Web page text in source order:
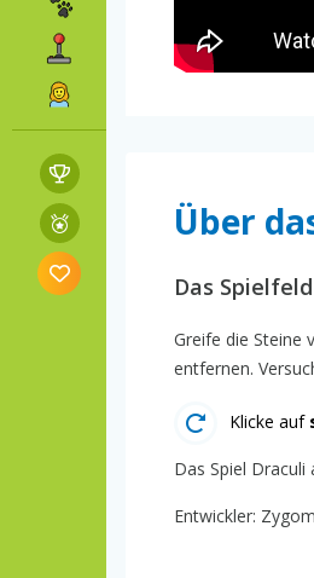
Über
Das
Greife die Steine
entfernen.
Klicke auf
Das Spiel
Entwickler: